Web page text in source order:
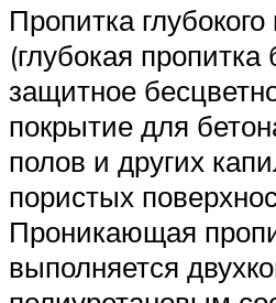
Пропитка
(глубокая пропитка
защитное
покрытие для
полов и других
пористых
Проникающая
выполняется